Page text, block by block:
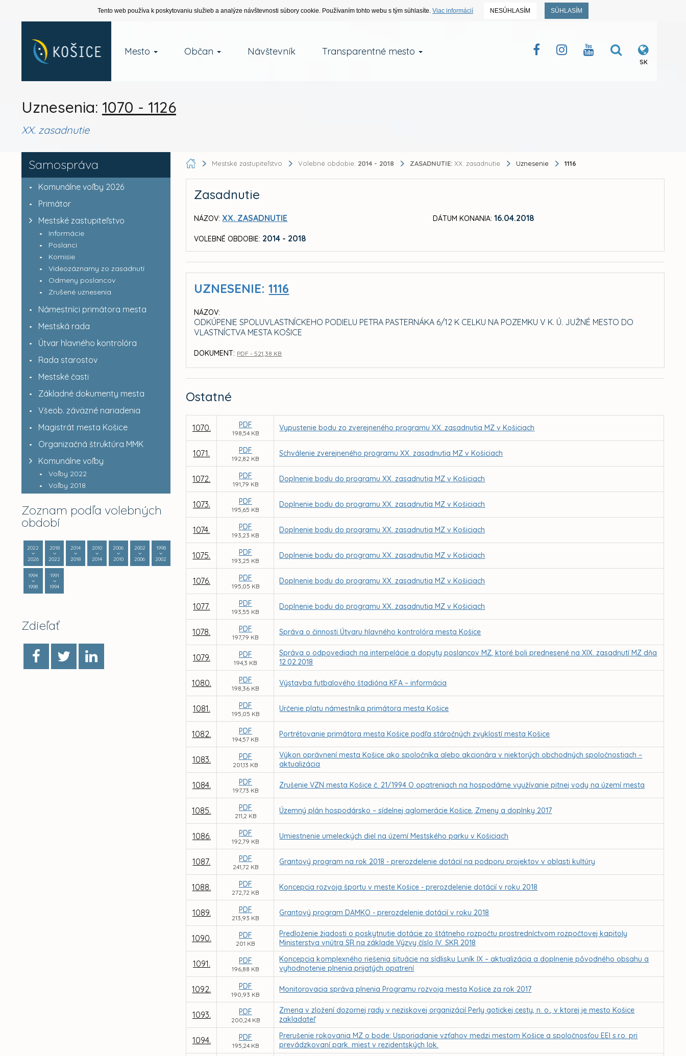
Tento web používa k poskytovaniu služieb a analýze návštevnosti súbory cookie. Používaním tohto webu s tým súhlasíte. Viac informácií NESÚHLASÍM SÚHLASÍM
Mesto Občan Návštevník Transparentné mesto
SK
Uznesenia: 1070 - 1126
XX. zasadnutie
Samospráva
Komunálne voľby 2026
Primátor
Mestské zastupiteľstvo
Informácie
Poslanci
Komisie
Videozáznamy zo zasadnutí
Odmeny poslancov
Zrušené uznesenia
Námestníci primátora mesta
Mestská rada
Útvar hlavného kontrolóra
Rada starostov
Mestské časti
Základné dokumenty mesta
Všeob. záväzné nariadenia
Magistrát mesta Košice
Organizačná štruktúra MMK
Komunálne voľby
Voľby 2022
Voľby 2018
Zoznam podľa volebných
období
2022
2026
2018
2022
2014
2018
2010
2014
2006
2010
2002
2006
1998
2002
1994
1998
1991
1994
Zdieľať
Mestské zastupiteľstvo Volebné obdobie: 2014 - 2018 ZASADNUTIE: XX. zasadnutie Uznesenie 1116
Zasadnutie
NÁZOV: XX. ZASADNUTIE
VOLEBNÉ OBDOBIE: 2014 - 2018
DÁTUM KONANIA: 16.04.2018
UZNESENIE:1116
NÁZOV:
ODKÚPENIE SPOLUVLASTNÍCKEHO PODIELU PETRA PASTERNÁKA 6/12 K CELKU NA POZEMKU V K. Ú. JUŽNÉ MESTO DO
VLASTNÍCTVA MESTA KOŠICE
DOKUMENT: PDF - 521,38 KB
Ostatné
1070. PDF
198,54 KB
Vypustenie bodu zo zverejneného programu XX. zasadnutia MZ v Košiciach
1071. PDF
192,82 KB
Schválenie zverejneného programu XX. zasadnutia MZ v Košiciach
1072. PDF
191,79 KB
Doplnenie bodu do programu XX. zasadnutia MZ v Košiciach
1073. PDF
195,65 KB
Doplnenie bodu do programu XX. zasadnutia MZ v Košiciach
1074. PDF
193,23 KB
Doplnenie bodu do programu XX. zasadnutia MZ v Košiciach
1075. PDF
193,25 KB
Doplnenie bodu do programu XX. zasadnutia MZ v Košiciach
1076. PDF
195,05 KB
Doplnenie bodu do programu XX. zasadnutia MZ v Košiciach
1077. PDF
193,55 KB
Doplnenie bodu do programu XX. zasadnutia MZ v Košiciach
1078. PDF
197,79 KB
Správa o činnosti Útvaru hlavného kontrolóra mesta Košice
1079. PDF
194,3 KB
Správa o odpovediach na interpelácie a dopyty poslancov MZ, ktoré boli prednesené na XIX. zasadnutí MZ dňa
12.02.2018
1080. PDF
198,36 KB
Výstavba futbalového štadióna KFA – informácia
1081. PDF
195,05 KB
Určenie platu námestníka primátora mesta Košice
1082. PDF
194,57 KB
Portrétovanie primátora mesta Košice podľa stáročných zvyklostí mesta Košice
1083. PDF
201,13 KB
Výkon oprávnení mesta Košice ako spoločníka alebo akcionára v niektorých obchodných spoločnostiach –
aktualizácia
1084. PDF
197,73 KB
Zrušenie VZN mesta Košice č. 21/1994 O opatreniach na hospodárne využívanie pitnej vody na území mesta
1085. PDF
211,2 KB
Územný plán hospodársko – sídelnej aglomerácie Košice, Zmeny a doplnky 2017
1086. PDF
192,79 KB
Umiestnenie umeleckých diel na území Mestského parku v Košiciach
1087. PDF
241,72 KB
Grantový program na rok 2018 - prerozdelenie dotácií na podporu projektov v oblasti kultúry
1088. PDF
272,72 KB
Koncepcia rozvoja športu v meste Košice - prerozdelenie dotácií v roku 2018
1089. PDF
213,93 KB
Grantový program DAMKO - prerozdelenie dotácií v roku 2018
1090. PDF
201 KB
Predloženie žiadosti o poskytnutie dotácie zo štátneho rozpočtu prostredníctvom rozpočtovej kapitoly
Ministerstva vnútra SR na základe Výzvy číslo IV. SKR 2018
1091. PDF
196,88 KB
Koncepcia komplexného riešenia situácie na sídlisku Luník IX – aktualizácia a doplnenie pôvodného obsahu a
vyhodnotenie plnenia prijatých opatrení
1092. PDF
190,93 KB
Monitorovacia správa plnenia Programu rozvoja mesta Košice za rok 2017
1093. PDF
200,24 KB
Zmena v zložení dozornej rady v neziskovej organizácií Perly gotickej cesty, n. o., v ktorej je mesto Košice
zakladateľ
1094. PDF
195,24 KB
Prerušenie rokovania MZ o bode: Usporiadanie vzťahov medzi mestom Košice a spoločnosťou EEI s.r.o. pri
prevádzkovaní park. miest v rezidentských lok.